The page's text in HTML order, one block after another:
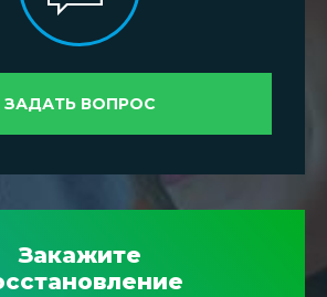
ЗАДАТЬ ВОПРОС
Закажите